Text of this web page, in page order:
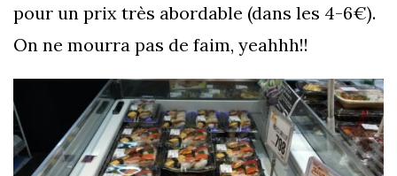
pour un prix très abordable (dans les 4-6€).
On ne mourra pas de faim, yeahhh!!